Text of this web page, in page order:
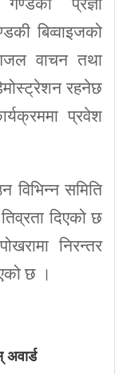
प्रज्ञा
बिव्वाइजको
वाचन तथा
रहनेछ
प्रवेश
विभिन्न समिति
दिएको छ
निरन्तर
छ ।
अवार्ड